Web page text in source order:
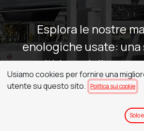
Esplora le nostre
enologiche usate:
multi-brand di
diraspatrici e
attrezzature enologiche
della
Usiamo cookies per fornire una
utente su questo sito.
Politica sui cookie
Solo